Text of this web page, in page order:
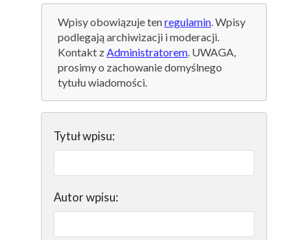
Wpisy obowiązuje tenregulamin. Wpisy
podlegają archiwizacji i moderacji.
Kontakt zAdministratorem. UWAGA,
prosimy o zachowanie domyślnego
tytułu wiadomości.
Tytuł wpisu:
Autor wpisu: